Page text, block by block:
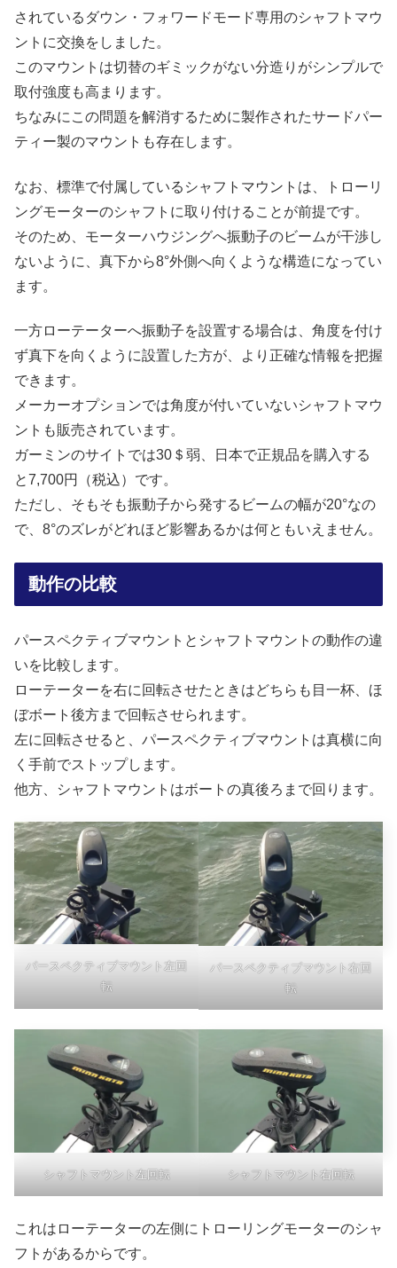
されているダウン・フォワードモード専用のシャフトマウ
ントに交換をしました。
このマウントは切替のギミックがない分造りがシンプルで
取付強度も高まります。
ちなみにこの問題を解消するために製作されたサードパー
ティー製のマウントも存在します。
なお、標準で付属しているシャフトマウントは、トローリ
ングモーターのシャフトに取り付けることが前提です。
そのため、モーターハウジングへ振動子のビームが干渉し
ないように、真下から8°外側へ向くような構造になってい
ます。
一方ローテーターへ振動子を設置する場合は、角度を付け
ず真下を向くように設置した方が、より正確な情報を把握
できます。
メーカーオプションでは角度が付いていないシャフトマウ
ントも販売されています。
ガーミンのサイトでは30＄弱、日本で正規品を購入する
と7,700円（税込）です。
ただし、そもそも振動子から発するビームの幅が20°なの
で、8°のズレがどれほど影響あるかは何ともいえません。
動作の比較
パースペクティブマウントとシャフトマウントの動作の違
いを比較します。
ローテーターを右に回転させたときはどちらも目一杯、ほ
ぼボート後方まで回転させられます。
左に回転させると、パースペクティブマウントは真横に向
く手前でストップします。
他方、シャフトマウントはボートの真後ろまで回ります。
パースペクティブマウント左回
転
パースペクティブマウント右回
転
シャフトマウント左回転 シャフトマウント右回転
これはローテーターの左側にトローリングモーターのシャ
フトがあるからです。